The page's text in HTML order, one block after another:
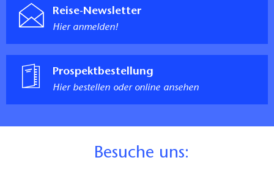
Reise-Newsletter
Hier anmelden!
Prospektbestellung
Hier bestellen oder online ansehen
Besuche uns: